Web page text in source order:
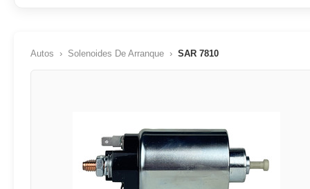
Autos › Solenoides De Arranque› SAR 7810